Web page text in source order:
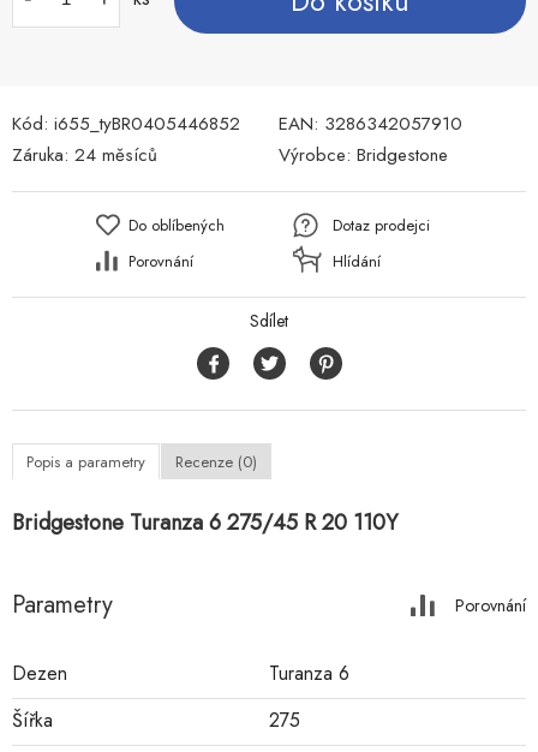
Kód: i655_tyBR0405446852 EAN: 3286342057910
Záruka: 24 měsíců Výrobce: Bridgestone
Do oblíbených
Porovnání
Dotaz prodejci
Hlídání
Sdílet
Popis a parametry Recenze (0)
Bridgestone Turanza 6 275/45 R 20 110Y
Parametry Porovnání
Dezen
Turanza 6
Šířka
275